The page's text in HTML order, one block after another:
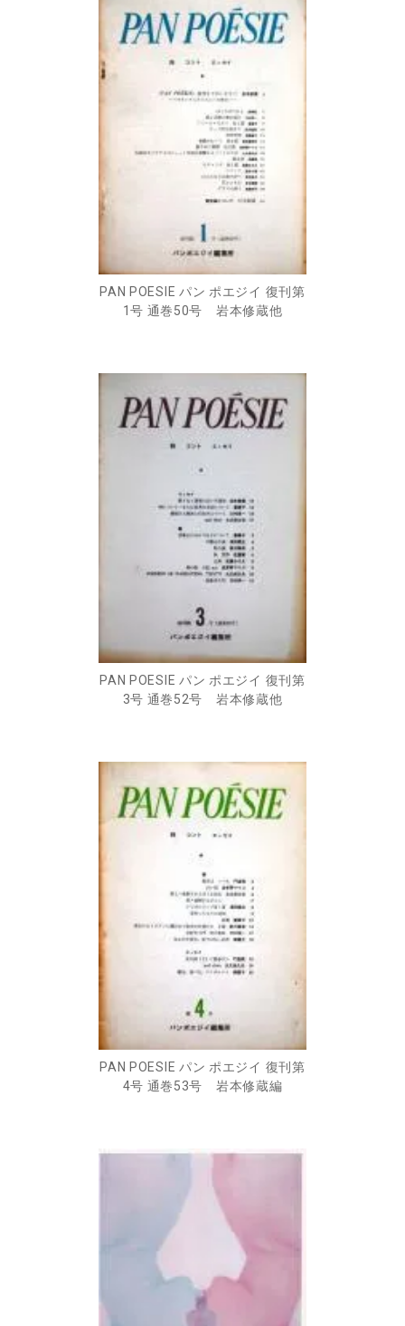
PAN POESIE パン ポエジイ 復刊第
1号 通巻50号 岩本修蔵他
PAN POESIE パン ポエジイ 復刊第
3号 通巻52号 岩本修蔵他
PAN POESIE パン ポエジイ 復刊第
4号 通巻53号 岩本修蔵編